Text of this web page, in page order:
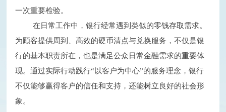
一次重要检验。
在日常工作中，银行经常遇到类似的零钱存取需求。
为顾客提供周到、高效的硬币清点与兑换服务，不仅是银
行的基本职责所在，也是满足公众日常金融需求的重要体
现。通过实际行动践行“以客户为中心”的服务理念，银行
不仅能够赢得客户的信任和支持，还能树立良好的社会形
象。